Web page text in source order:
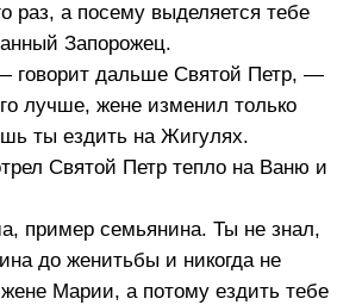
раз, а посему выделяется тебе
Запорожец.
дальше Святой Петр, —
лучше, жене изменил только
ты ездить на Жигулях.
Святой Петр тепло на Ваню и
пример семьянина. Ты не знал,
до женитьбы и никогда не
Марии, а потому ездить тебе